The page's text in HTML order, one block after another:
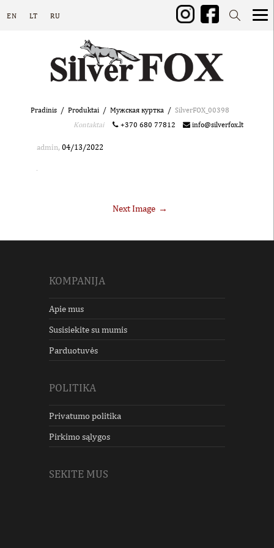
EN LT RU
Pradinis Produktai Mужская куртка
SilverFOX_00398
Kontaktai
+370 680 77812 info@silverfox.lt
admin, 04/13/2022
Next Image
KOMPANIJA
Apie mus
Susisiekite su mumis
Parduotuvės
POLITIKA
Privatumo politika
Pirkimo sąlygos
SEKITE MUS